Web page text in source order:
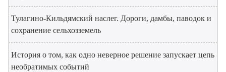
Тулагино-Кильдямский наслег. Дороги, дамбы, паводок и
сохранение сельхозземель
История о том, как одно неверное решение запускает цепь
необратимых событий